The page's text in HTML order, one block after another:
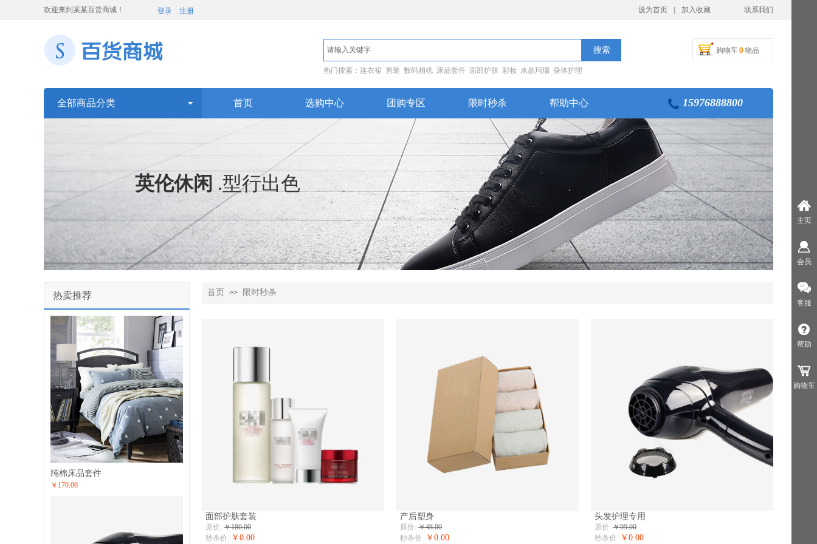
登录 注册 设为首页 加入收藏 联系我们
欢迎来到某某百货商城！
购物车0物品
搜索
热门搜索：连衣裙 男装 数码相机 床品套件 面部护肤 彩妆 水晶玛瑙 身体护理
全部商品分类 首页 选购中心 团购专区 限时秒杀 帮助中心 15976888800
英伦休闲 .型行出色
热卖推荐 首页 >> 限时秒杀
纯棉床品套件
￥170.00
面部护肤套装
原价: ￥180.00
秒杀价: ￥0.00
产后塑身
原价: ￥48.00
秒杀价: ￥0.00
头发护理专用
原价: ￥99.00
秒杀价: ￥0.00
主页
会员
客服
帮助
购物车